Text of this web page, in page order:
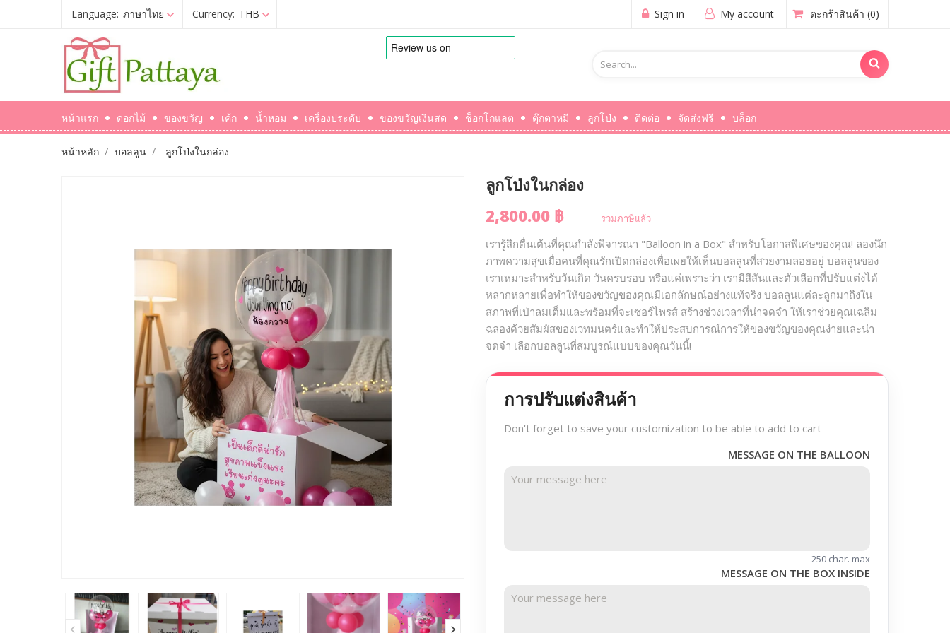
Language: ภาษาไทย Currency: THB My account
Sign in ตะกร้าสินค้า (0)
หน้าแรก ดอกไม้ ของขวัญ เค้ก น้ำหอม เครื่องประดับ ของขวัญเงินสด ช็อกโกแลต ตุ๊กตาหมี ลูกโป่ง ติดต่อ จัดส่งฟรี บล็อก
หน้าหลัก บอลลูน ลูกโป่งในกล่อง
ลูกโป่งในกล่อง
2,800.00 ฿
รวมภาษีแล้ว
เรารู้สึกตื่นเต้นที่คุณกำลังพิจารณา "Balloon in a Box" สำหรับโอกาสพิเศษของคุณ! ลองนึก
ภาพความสุขเมื่อคนที่คุณรักเปิดกล่องเพื่อเผยให้เห็นบอลลูนที่สวยงามลอยอยู่ บอลลูนของ
เราเหมาะสำหรับวันเกิด วันครบรอบ หรือแค่เพราะว่า เรามีสีสันและตัวเลือกที่ปรับแต่งได้
หลากหลายเพื่อทำให้ของขวัญของคุณมีเอกลักษณ์อย่างแท้จริง บอลลูนแต่ละลูกมาถึงใน
สภาพที่เป่าลมเต็มและพร้อมที่จะเซอร์ไพรส์ สร้างช่วงเวลาที่น่าจดจำ ให้เราช่วยคุณเฉลิม
ฉลองด้วยสัมผัสของเวทมนตร์และทำให้ประสบการณ์การให้ของขวัญของคุณง่ายและน่า
จดจำ เลือกบอลลูนที่สมบูรณ์แบบของคุณวันนี้!
การปรับแต่งสินค้า
Don't forget to save your customization to be able to add to cart
MESSAGE ON THE BALLOON
250 char. max
MESSAGE ON THE BOX INSIDE